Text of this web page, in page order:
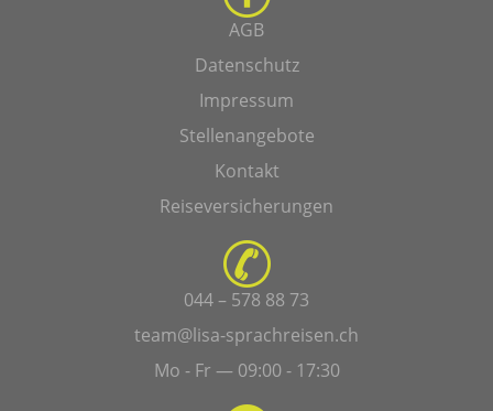
AGB
Datenschutz
Impressum
Stellenangebote
Kontakt
Reiseversicherungen
044 – 578 88 73
team@lisa-sprachreisen.ch
Mo - Fr — 09:00 - 17:30